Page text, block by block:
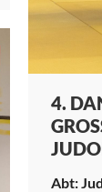
4.